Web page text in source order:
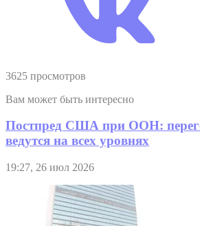
3625 просмотров
Вам может быть интересно
Постпред США при ООН:
ведутся на всех уровнях
19:27, 26 июл 2026